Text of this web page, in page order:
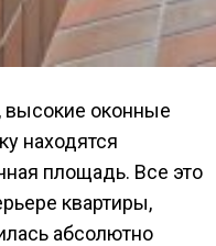
высокие оконные
находятся
площадь. Все это
квартиры,
абсолютно